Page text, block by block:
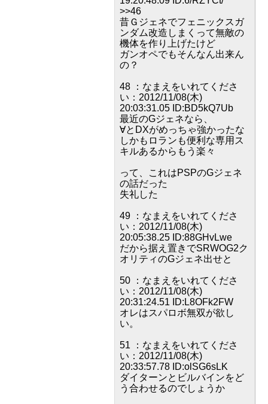
>>46
昔Ｇジェネでフェニックスガ
ンダム改造しまくって無敵の
機体を作り上げたけど
ガンオペでもそんなん出来ん
の？
48 ：なまえをいれてくださ
い：2012/11/08(木)
20:03:31.05 ID:BD5kQ7Ub
最近のGジェネなら、
∀とDXがめっちゃ強かったな
しかもロランも便利な専用ス
キルあるからもう楽々
って、これはPSPのGジェネ
の話だった
失礼した
49 ：なまえをいれてくださ
い：2012/11/08(木)
20:05:38.25 ID:88GHvLwe
だから据え置きでSRWOG2ク
オリティのGジェネ出せと
50 ：なまえをいれてくださ
い：2012/11/08(木)
20:31:24.51 ID:L8OFk2FW
オレはスパロボ無双が欲し
い。
51 ：なまえをいれてくださ
い：2012/11/08(木)
20:33:57.78 ID:olSG6sLK
ダイターンとビルバインをど
う合わせるのでしょうか